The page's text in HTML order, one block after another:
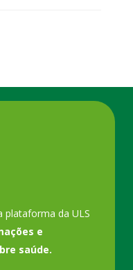
plataforma da ULS
e
saúde.